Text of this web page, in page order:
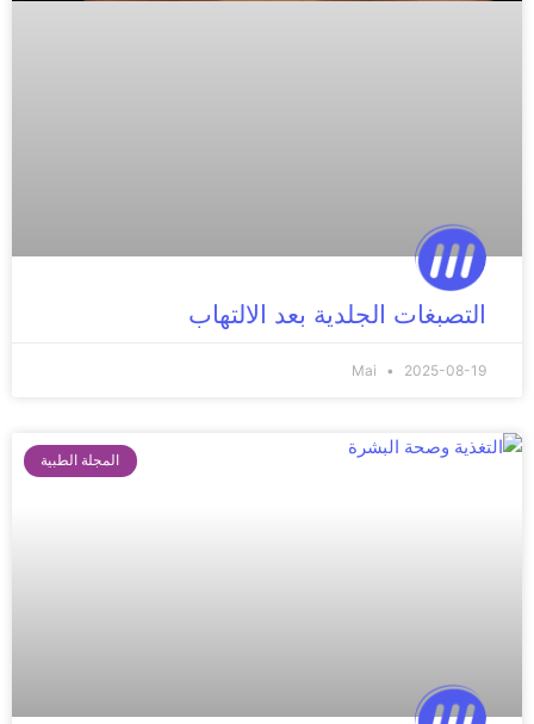
التصبغات الجلدية بعد الالتهاب
Mai 2025-08-19
المجلة الطبية